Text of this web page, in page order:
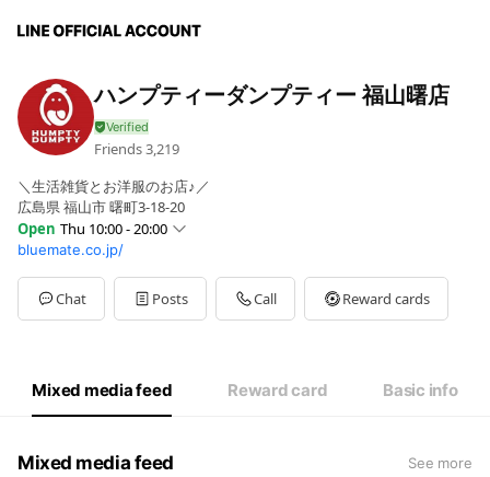
ハンプティーダンプティー 福山曙店
Friends3,219
＼生活雑貨とお洋服のお店♪／
広島県 福山市 曙町3-18-20
Open Thu 10:00 - 20:00
Sun10:00 - 20:00
Mon10:00 - 20:00
Tue10:00 - 20:00
Wed10:00 - 20:00
10:00 - 20:00
10:00〜20:00(cafe10:00〜19:00)
bluemate.co.jp/
Chat Posts Call Reward cards
Mixed media feed Reward card Basic info
Mixed media feed See more